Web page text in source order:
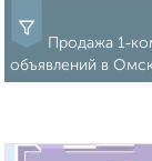
Продажа
объявлений в